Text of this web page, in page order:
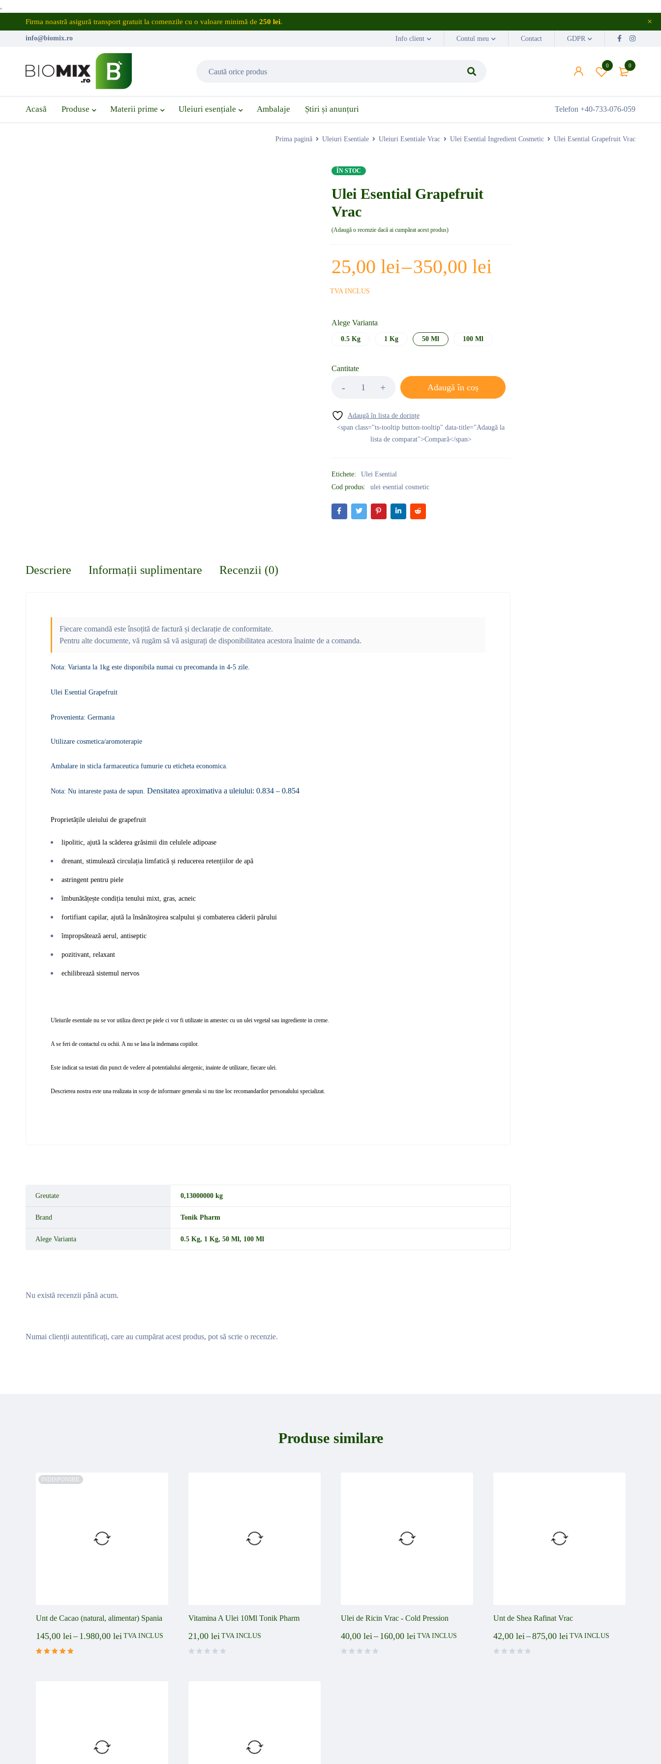
,
Firma noastră asigură transport gratuit la comenzile cu o valoare minimă de 250 lei.
info@biomix.ro Info client Contul meu Contact GDPR
0
0
Acasă Produse Materii prime Uleiuri esențiale Ambalaje Știri și anunțuri Telefon +40-733-076-059
Prima pagină Uleiuri Esentiale Uleiuri Esentiale Vrac Ulei Esential Ingredient Cosmetic Ulei Esential Grapefruit Vrac
ÎN STOC
Ulei Esential Grapefruit
Vrac
Adaugă o recenzie dacă ai cumpărat acest produs
25,00 lei–350,00 lei
TVA INCLUS
Alege Varianta
0.5 Kg 1 Kg 50 Ml 100 Ml
Cantitate
Adaugă în coș
<span class="ts-tooltip button-tooltip" data-title="Adaugă la
lista de comparat">Compară</span>
Etichete:
Ulei Esential
Cod produs:
ulei esential cosmetic
Descriere Informații suplimentare Recenzii (0)
Fiecare comandă este însoțită de factură și declarație de conformitate.
Pentru alte documente, vă rugăm să vă asigurați de disponibilitatea acestora înainte de a comanda.
Nota: Varianta la 1kg este disponibila numai cu precomanda in 4-5 zile.
Ulei Esential Grapefruit
Provenienta: Germania
Utilizare cosmetica/aromoterapie
Ambalare in sticla farmaceutica fumurie cu eticheta economica.
Nota: Nu intareste pasta de sapun. Densitatea aproximativa a uleiului: 0.834 – 0.854
Proprietățile uleiului de grapefruit
lipolitic, ajută la scăderea grăsimii din celulele adipoase
drenant, stimulează circulația limfatică și reducerea retențiilor de apă
astringent pentru piele
îmbunătățește condiția tenului mixt, gras, acneic
fortifiant capilar, ajută la însănătoșirea scalpului și combaterea căderii părului
împropsătează aerul, antiseptic
pozitivant, relaxant
echilibrează sistemul nervos
Uleiurile esentiale nu se vor utiliza direct pe piele ci vor fi utilizate in amestec cu un ulei vegetal sau ingrediente in creme.
A se feri de contactul cu ochii. A nu se lasa la indemana copiilor.
Este indicat sa testati din punct de vedere al potentialului alergenic, inainte de utilizare, fiecare ulei.
Descrierea nostra este una realizata in scop de informare generala si nu tine loc recomandarilor personalului specializat.
Greutate 0,13000000 kg
Brand Tonik Pharm
Alege Varianta 0.5 Kg, 1 Kg, 50 Ml, 100 Ml
Nu există recenzii până acum.
Numai clienții autentificați, care au cumpărat acest produs, pot să scrie o recenzie.
Produse similare
INDISPONIBIL
Unt de Cacao (natural, alimentar) Spania
145,00 lei– 1.980,00 lei TVA INCLUS
Vitamina A Ulei 10Ml Tonik Pharm
21,00 lei TVA INCLUS
Ulei de Ricin Vrac - Cold Pression
40,00 lei– 160,00 lei TVA INCLUS
Unt de Shea Rafinat Vrac
42,00 lei–875,00 lei TVA INCLUS